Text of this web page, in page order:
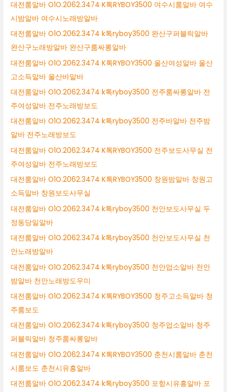
대전룸알바 O1O.2062.3474 K톡RYBOY3500 여수시룸알바 여수
시밤알바 여수시노래방알바
대전룸알바 O1O.2062.3474 k톡ryboy3500 완산구퍼블릭알바
완산구노래방알바 완산구룸싸롱알바
대전룸알바 O1O.2062.3474 K톡RYBOY3500 울산여성알바 울산
고소득알바 울산바알바
대전룸알바 O1O.2062.3474 k톡ryboy3500 전주룸싸롱알바 전
주여성알바 전주노래방보도
대전룸알바 O1O.2062.3474 k톡ryboy3500 전주바알바 전주밤
알바 전주노래방보도
대전룸알바 O1O.2062.3474 K톡RYBOY3500 전주보도사무실 전
주여성알바 전주노래방보도
대전룸알바 O1O.2062.3474 K톡RYBOY3500 창원밤알바 창원고
소득알바 창원보도사무실
대전룸알바 O1O.2062.3474 k톡ryboy3500 천안보도사무실 두
정동당일알바
대전룸알바 O1O.2062.3474 k톡ryboy3500 천안보도사무실 천
안노래방알바
대전룸알바 O1O.2062.3474 k톡ryboy3500 천안업소알바 천안
밤알바 천안노래방도우미
대전룸알바 O1O.2062.3474 K톡RYBOY3500 청주고소득알바 청
주룸보도
대전룸알바 O1O.2062.3474 k톡ryboy3500 청주업소알바 청주
퍼블릭알바 청주룸싸롱알바
대전룸알바 O1O.2062.3474 K톡RYBOY3500 춘천시룸알바 춘천
시룸보도 춘천시유흥알바
대전룸알바 O1O.2062.3474 k톡ryboy3500 포항시유흥알바 포